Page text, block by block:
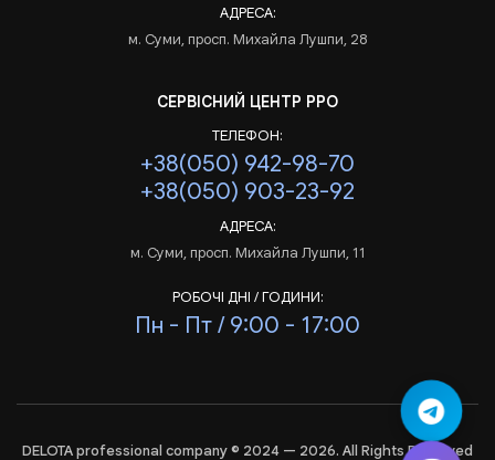
АДРЕСА:
м. Суми, просп. Михайла Лушпи, 28
СЕРВІСНИЙ ЦЕНТР РРО
ТЕЛЕФОН:
+38(050) 942-98-70
+38(050) 903-23-92
АДРЕСА:
м. Суми, просп. Михайла Лушпи, 11
РОБОЧІ ДНІ / ГОДИНИ:
Пн - Пт / 9:00 - 17:00
DELOTA professional company © 2024 — 2026. All Rights Reserved